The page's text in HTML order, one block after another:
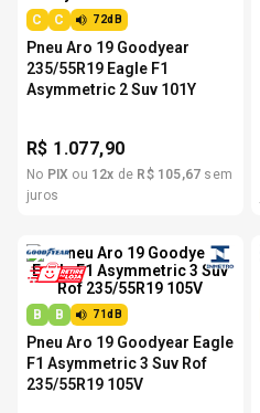
C C 72dB
Pneu Aro 19 Goodyear
235/55R19 Eagle F1
Asymmetric 2 Suv 101Y
R$ 1.077,90
No PIX ou 12x de R$ 105,67 sem
juros
B B 71dB
Pneu Aro 19 Goodyear Eagle
F1 Asymmetric 3 Suv Rof
235/55R19 105V
10º Pneu